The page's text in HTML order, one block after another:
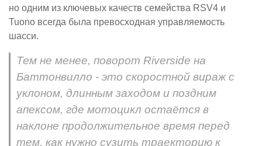
но одним из ключевых качеств семейства RSV4 и
Tuono всегда была превосходная управляемость
шасси.
Тем не менее, поворот Riverside на
Баттонвилло - это скоростной вираж с
уклоном, длинным заходом и поздним
апексом, где мотоцикл остаётся в
наклоне продолжительное время перед
тем, как нужно сузить траекторию к